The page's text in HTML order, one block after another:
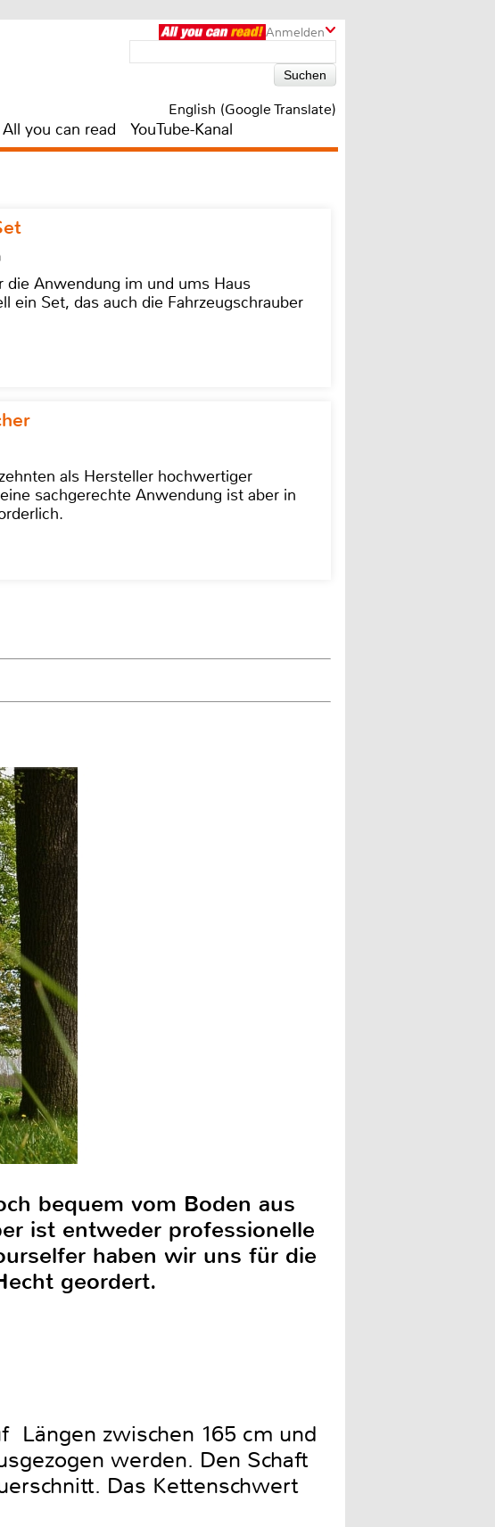
Anmelden
English (Google Translate)
All you can read YouTube-Kanal
die Anwendung im und ums Haus
ein Set, das auch die Fahrzeugschrauber
als Hersteller hochwertiger
sachgerechte Anwendung ist aber in
bequem vom Boden aus
ist entweder professionelle
haben wir uns für die
geordert.
Längen zwischen 165 cm und
werden. Den Schaft
Das Kettenschwert